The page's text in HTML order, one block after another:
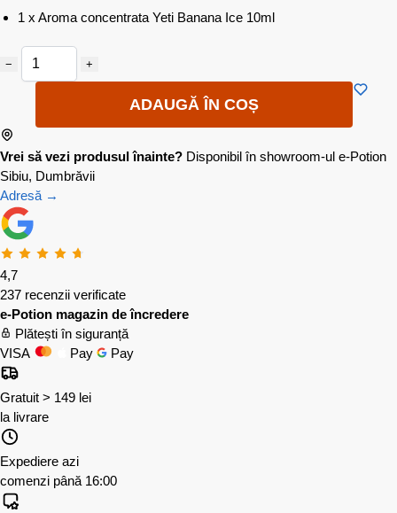
1 x Aroma concentrata Yeti Banana Ice 10ml
− +
ADAUGĂ ÎN COȘ
Vrei să vezi produsul înainte? Disponibil în showroom-ul e-Potion
Sibiu, Dumbrăvii
Adresă →
4,7
237 recenzii verificate
e-Potion magazin de încredere
Plătești în siguranță
VISA
Pay Pay
Gratuit > 149 lei
la livrare
Expediere azi
comenzi până 16:00